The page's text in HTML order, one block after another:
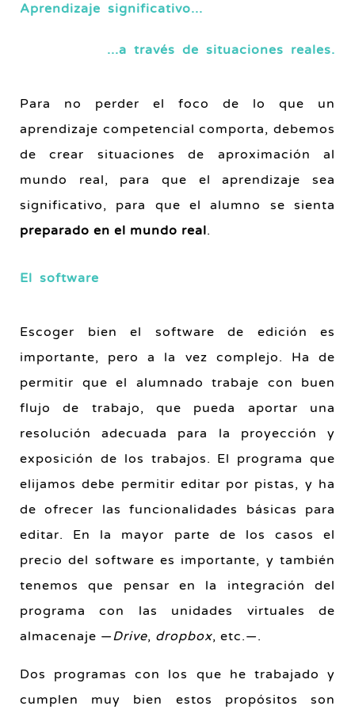
Aprendizaje significativo...
...a través de situaciones reales.
Para no perder el foco de lo que un
aprendizaje competencial comporta, debemos
de crear situaciones de aproximación al
mundo real, para que el aprendizaje sea
significativo, para que el alumno se sienta
preparado en el mundo real.
El software
Escoger bien el software de edición es
importante, pero a la vez complejo. Ha de
permitir que el alumnado trabaje con buen
flujo de trabajo, que pueda aportar una
resolución adecuada para la proyección y
exposición de los trabajos. El programa que
elijamos debe permitir editar por pistas, y ha
de ofrecer las funcionalidades básicas para
editar. En la mayor parte de los casos el
precio del software es importante, y también
tenemos que pensar en la integración del
programa con las unidades virtuales de
almacenaje —Drive, dropbox, etc.—.
Dos programas con los que he trabajado y
cumplen muy bien estos propósitos son